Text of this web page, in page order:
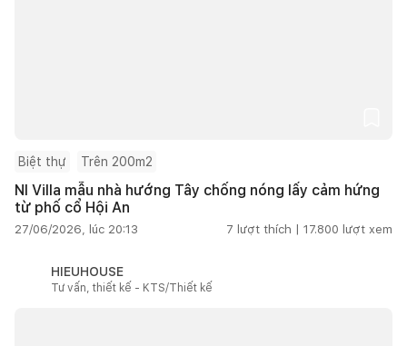
Biệt thự Trên 200m2
NI Villa mẫu nhà hướng Tây chống nóng lấy cảm hứng
từ phố cổ Hội An
27/06/2026, lúc 20:13 7 lượt thích | 17.800 lượt xem
HIEUHOUSE
Tư vấn, thiết kế - KTS/Thiết kế